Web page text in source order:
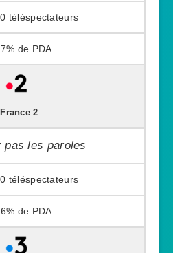
France 2
pas les paroles